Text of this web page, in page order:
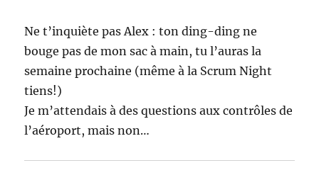
Ne t’inquiète pas Alex : ton ding-ding ne
bouge pas de mon sac à main, tu l’auras la
semaine prochaine (même à la Scrum Night
tiens!)
Je m’attendais à des questions aux contrôles de
l’aéroport, mais non…